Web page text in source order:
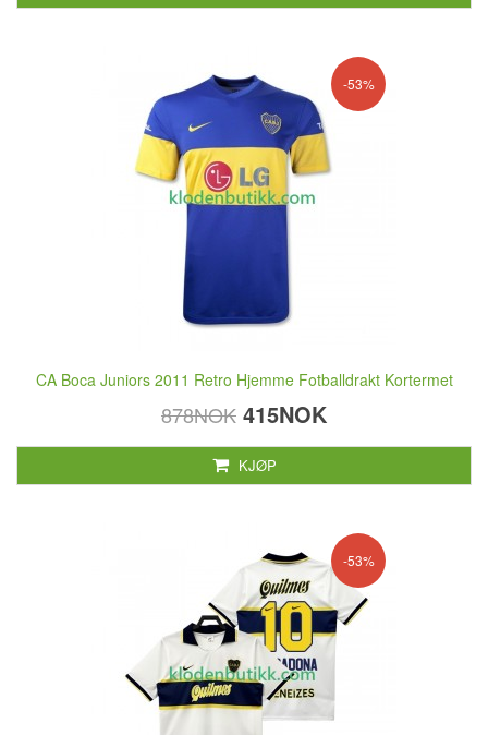
-53%
CA Boca Juniors 2011 Retro Hjemme Fotballdrakt Kortermet
878NOK 415NOK
KJØP
-53%